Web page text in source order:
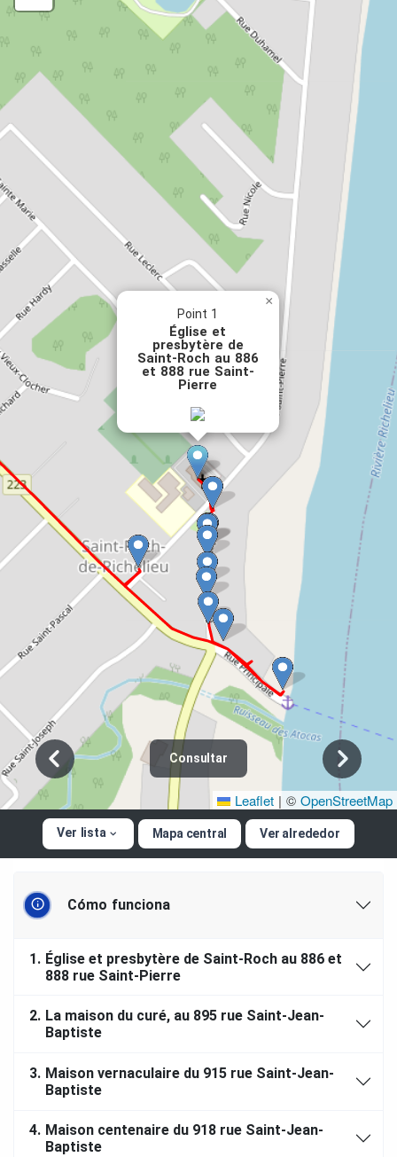
Helen Jackson
Lilianne Pelletier
Yvon Bruneau
SUPERVISEUR
Patrick Ney
PHOTOS
Lisa Stock Bolduc
Luc Noppen
Luc Raymond
Aaricia Charpentier
Josée Anglehart
Gracieuseté de la communauté
Cómo funciona
1. Église et presbytère de Saint-Roch au 886 et
888 rue Saint-Pierre
2. La maison du curé, au 895 rue Saint-Jean-
Baptiste
3. Maison vernaculaire du 915 rue Saint-Jean-
Baptiste
4. Maison centenaire du 918 rue Saint-Jean-
Baptiste
Point 1
Église et
presbytère de
Saint-Roch au 886
et 888 rue Saint-
Pierre
×
Leaflet | © OpenStreetMap
Consultar
Ver lista Mapa central Ver alrededor